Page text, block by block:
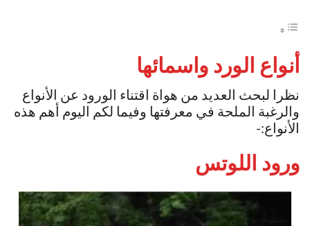
أنواع الورد واسمائها
نظرا لبحث العديد من هواة اقتناء الورود عن الأنواع
والرغبة الملحة في معرفتها وفيما لكم اليوم أهم هذه
الأنواع:-
ورود اللوتس